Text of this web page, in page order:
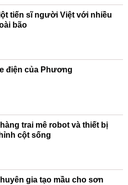
tiến sĩ người Việt với nhiều
bão
điện của Phương
trai mê robot và thiết bị
cột sống
gia tạo mầu cho sơn